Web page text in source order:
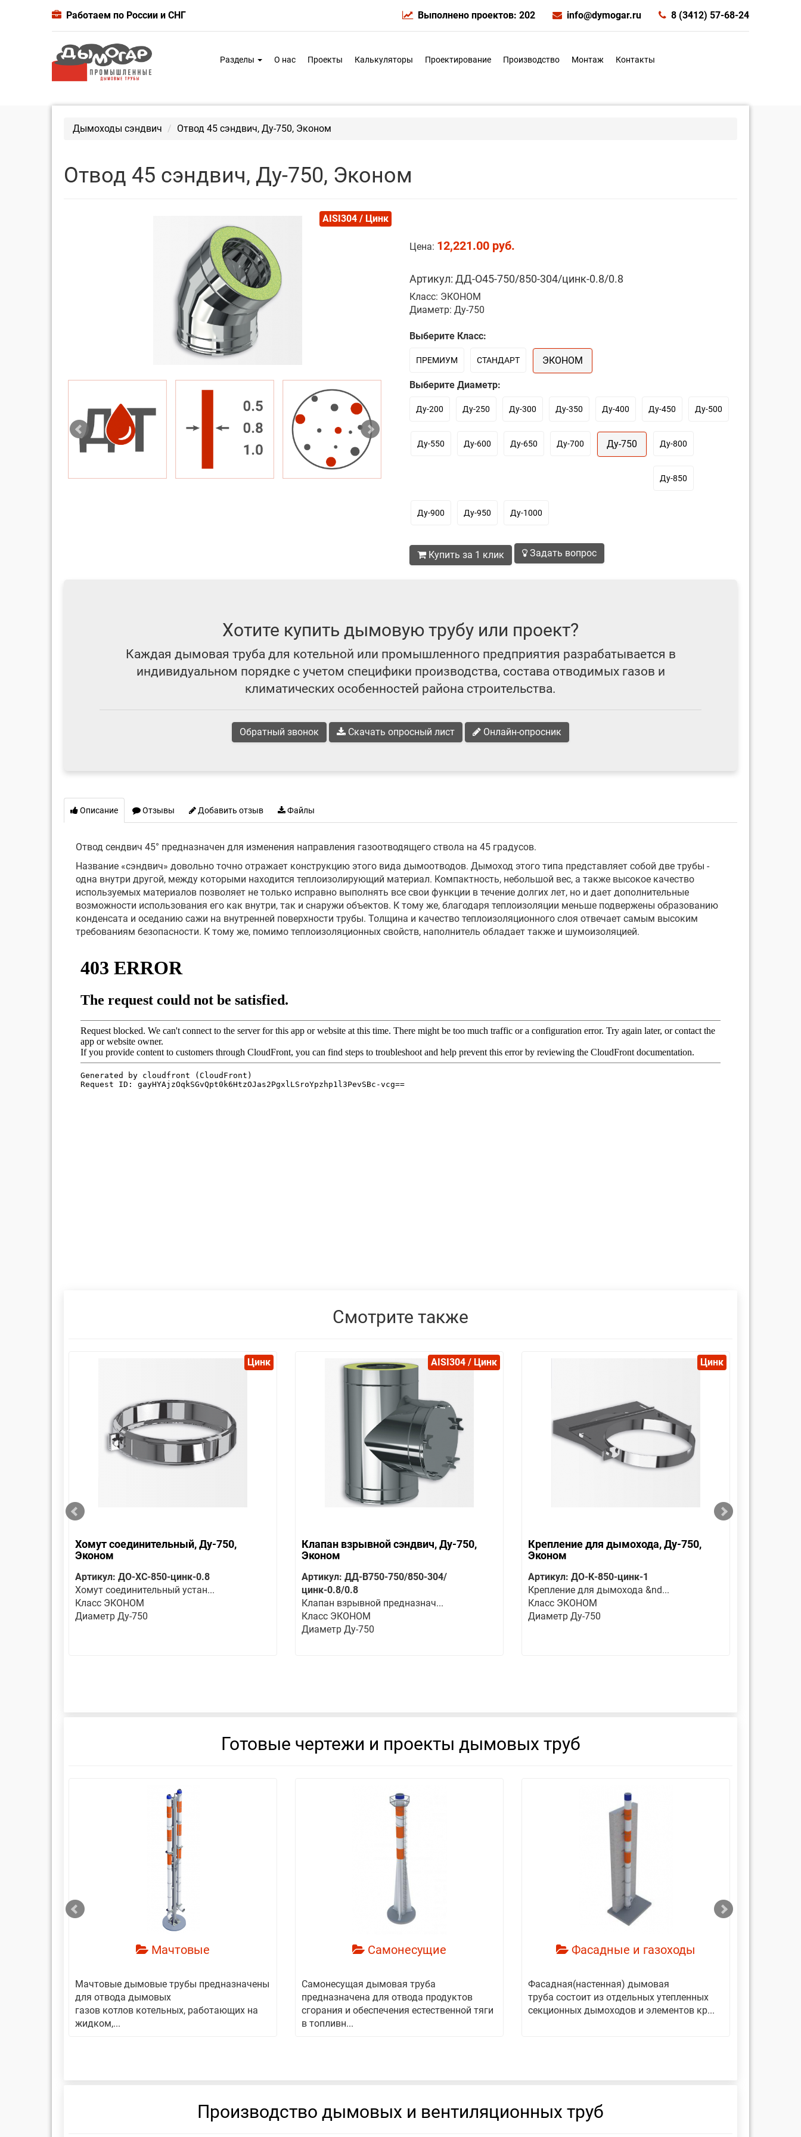
Работаем по России и СНГ Выполнено проектов: 202 info@dymogar.ru 8 (3412) 57-68-24
Разделы О нас Проекты Калькуляторы Проектирование Производство Монтаж Контакты
Дымоходы сэндвич Отвод 45 сэндвич, Ду-750, Эконом
Отвод 45 сэндвич, Ду-750, Эконом
AISI304 / Цинк
Цена: 12,221.00 руб.
Артикул: ДД-О45-750/850-304/цинк-0.8/0.8
Класс: ЭКОНОМ
Диаметр: Ду-750
Выберите Класс:
ПРЕМИУМ СТАНДАРТ ЭКОНОМ
Выберите Диаметр:
Ду-200 Ду-250 Ду-300 Ду-350 Ду-400 Ду-450 Ду-500
Ду-550 Ду-600 Ду-650 Ду-700 Ду-750 Ду-800
Ду-850
Ду-900 Ду-950 Ду-1000
Купить за 1 клик Задать вопрос
Хотите купить дымовую трубу или проект?
Каждая дымовая труба для котельной или промышленного предприятия разрабатывается в
индивидуальном порядке с учетом специфики производства, состава отводимых газов и
климатических особенностей района строительства.
Обратный звонок Скачать опросный лист Онлайн-опросник
Описание Отзывы Добавить отзыв Файлы
Отвод сендвич 45° предназначен для изменения направления газоотводящего ствола на 45 градусов.
Название «сэндвич» довольно точно отражает конструкцию этого вида дымоотводов. Дымоход этого типа представляет собой две трубы -
одна внутри другой, между которыми находится теплоизолирующий материал. Компактность, небольшой вес, а также высокое качество
используемых материалов позволяет не только исправно выполнять все свои функции в течение долгих лет, но и дает дополнительные
возможности использования его как внутри, так и снаружи объектов. К тому же, благодаря теплоизоляции меньше подвержены образованию
конденсата и оседанию сажи на внутренней поверхности трубы. Толщина и качество теплоизоляционного слоя отвечает самым высоким
требованиям безопасности. К тому же, помимо теплоизоляционных свойств, наполнитель обладает также и шумоизоляцией.
Смотрите также
Цинк
Хомут соединительный, Ду-750,
Эконом
Артикул: ДО-ХС-850-цинк-0.8
Хомут соединительный устан...
Класс ЭКОНОМ
Диаметр Ду-750
AISI304 / Цинк
Клапан взрывной сэндвич, Ду-750,
Эконом
Артикул: ДД-В750-750/850-304/
цинк-0.8/0.8
Клапан взрывной предназнач...
Класс ЭКОНОМ
Диаметр Ду-750
Цинк
Крепление для дымохода, Ду-750,
Эконом
Артикул: ДО-К-850-цинк-1
Крепление для дымохода &nd...
Класс ЭКОНОМ
Диаметр Ду-750
Готовые чертежи и проекты дымовых труб
Мачтовые
Мачтовые дымовые трубы предназначены
для отвода дымовых
газов котлов котельных, работающих на
жидком,...
Самонесущие
Самонесущая дымовая труба
предназначена для отвода продуктов
сгорания и обеспечения естественной тяги
в топливн...
Фасадные и газоходы
Фасадная(настенная) дымовая
труба состоит из отдельных утепленных
секционных дымоходов и элементов кр...
Производство дымовых и вентиляционных труб